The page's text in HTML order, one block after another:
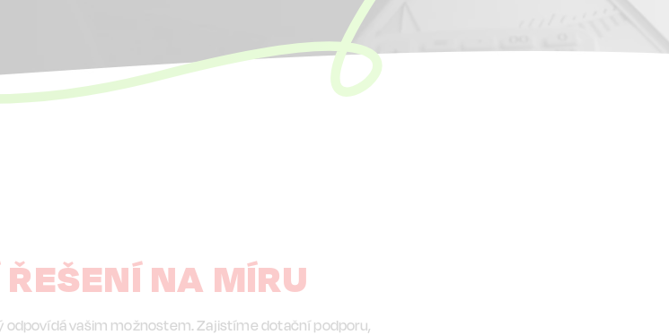
NA MÍRU
odpovídá vašim možnostem. Zajistíme dotační podporu,